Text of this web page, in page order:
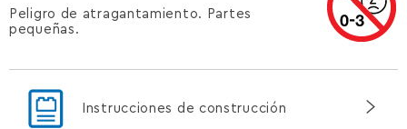
Peligro de atragantamiento. Partes
pequeñas.
Instrucciones de construcción